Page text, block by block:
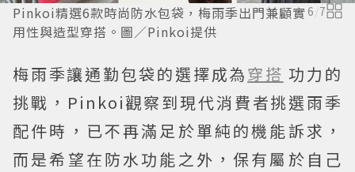
Pinkoi精選6款時尚防水包袋，梅雨季出門兼顧實
用性與造型穿搭。圖／Pinkoi提供
6/7
梅雨季讓通勤包袋的選擇成為穿搭 功力的
挑戰，Pinkoi觀察到現代消費者挑選雨季
配件時，已不再滿足於單純的機能訴求，
而是希望在防水功能之外，保有屬於自己